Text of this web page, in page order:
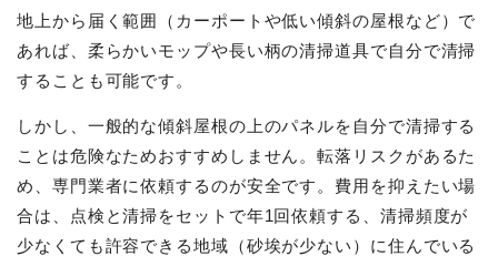
地上から届く範囲（カーポートや低い傾斜の屋根など）で
あれば、柔らかいモップや長い柄の清掃道具で自分で清掃
することも可能です。
しかし、一般的な傾斜屋根の上のパネルを自分で清掃する
ことは危険なためおすすめしません。転落リスクがあるた
め、専門業者に依頼するのが安全です。費用を抑えたい場
合は、点検と清掃をセットで年1回依頼する、清掃頻度が
少なくても許容できる地域（砂埃が少ない）に住んでいる